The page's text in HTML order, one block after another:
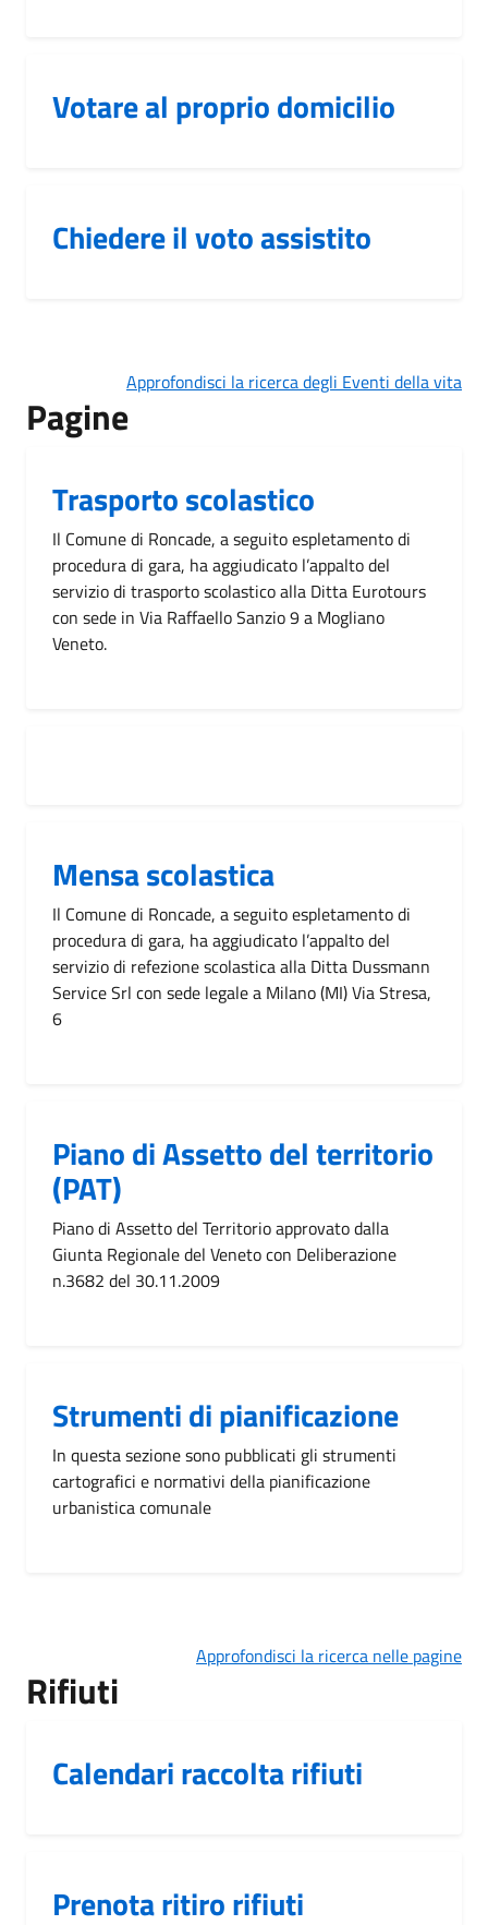
Votare al proprio domicilio
Chiedere il voto assistito
Approfondisci la ricerca degli Eventi della vita
Pagine
Trasporto scolastico
Il Comune di Roncade, a seguito espletamento di
procedura di gara, ha aggiudicato l’appalto del
servizio di trasporto scolastico alla Ditta Eurotours
con sede in Via Raffaello Sanzio 9 a Mogliano
Veneto.
Mensa scolastica
Il Comune di Roncade, a seguito espletamento di
procedura di gara, ha aggiudicato l’appalto del
servizio di refezione scolastica alla Ditta Dussmann
Service Srl con sede legale a Milano (MI) Via Stresa,
6
Piano di Assetto del territorio
(PAT)
Piano di Assetto del Territorio approvato dalla
Giunta Regionale del Veneto con Deliberazione
n.3682 del 30.11.2009
Strumenti di pianificazione
In questa sezione sono pubblicati gli strumenti
cartografici e normativi della pianificazione
urbanistica comunale
Approfondisci la ricerca nelle pagine
Rifiuti
Calendari raccolta rifiuti
Prenota ritiro rifiuti